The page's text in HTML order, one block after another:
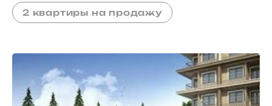
2 квартиры на продажу